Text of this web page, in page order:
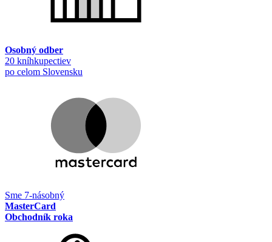
Osobný odber
20 kníhkupectiev
po celom Slovensku
Sme 7-násobný
MasterCard
Obchodník roka